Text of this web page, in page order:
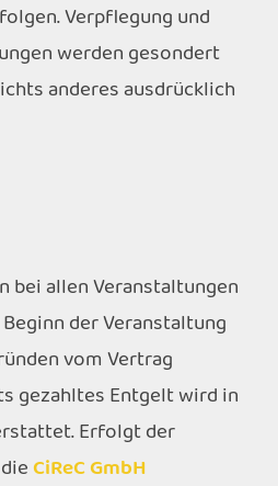
Verpflegung und
werden gesondert
anderes ausdrücklich
bei allen Veranstaltungen
der Veranstaltung
vom Vertrag
gezahltes Entgelt wird in
Erfolgt der
CiReC GmbH